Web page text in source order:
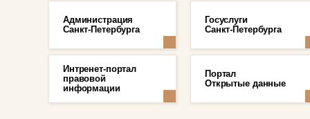
Администрация
Санкт-Петербурга
Госуслуги
Санкт-Петербурга
Интренет-портал
правовой
информации
Портал
Открытые данные